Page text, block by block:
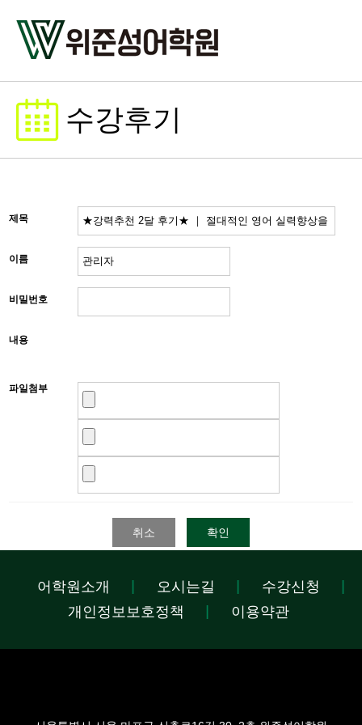
수강후기
제목
이름
비밀번호
내용
파일첨부
취소 확인
어학원소개 오시는길
수강신청
개인정보보호정책
이용약관